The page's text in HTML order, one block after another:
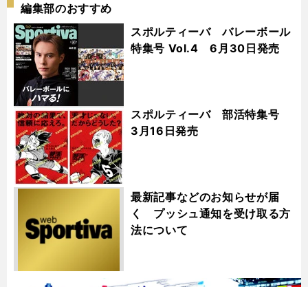
編集部のおすすめ
スポルティーバ バレーボール
特集号 Vol.4 6月30日発売
スポルティーバ 部活特集号
3月16日発売
最新記事などのお知らせが届
く プッシュ通知を受け取る方
法について